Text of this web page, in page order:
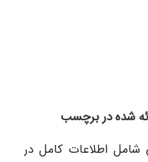
شده در برچسب
اطلاعات کامل در